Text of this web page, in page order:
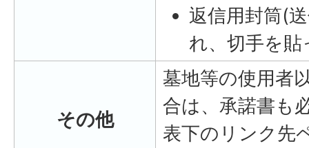
返信用封筒(
れ、切手を
その他
墓地等の使用者
合は、承諾書も
表下のリンク先